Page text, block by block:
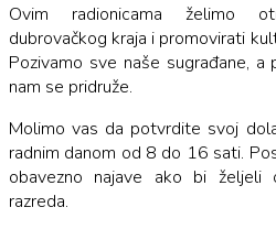
Ovim radionicama želimo
dubrovačkog kraja i promovirati
Pozivamo sve naše sugrađane,
nam se pridruže.
Molimo vas da potvrdite svoj
radnim danom od 8 do 16 sati.
obavezno najave ako bi željeli
razreda.